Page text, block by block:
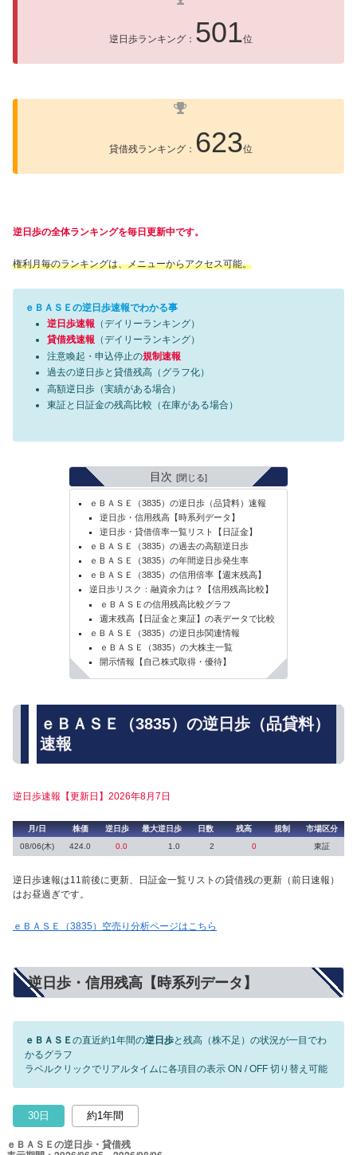
逆日歩ランキング： 501位
貸借残ランキング： 623位
逆日歩の全体ランキングを毎日更新中です。
権利月毎のランキングは、メニューからアクセス可能。
ｅＢＡＳＥの逆日歩速報でわかる事
逆日歩速報 （デイリーランキング）
貸借残速報 （デイリーランキング）
注意喚起・申込停止の規制速報
過去の逆日歩と貸借残高（グラフ化）
高額逆日歩（実績がある場合）
東証と日証金の残高比較（在庫がある場合）
目次
ｅＢＡＳＥ（3835）の逆日歩（品貸料）速報
逆日歩・信用残高【時系列データ】
逆日歩・貸借倍率一覧リスト【日証金】
ｅＢＡＳＥ（3835）の過去の高額逆日歩
ｅＢＡＳＥ（3835）の年間逆日歩発生率
ｅＢＡＳＥ（3835）の信用倍率【週末残高】
逆日歩リスク：融資余力は？【信用残高比較】
ｅＢＡＳＥの信用残高比較グラフ
週末残高【日証金と東証】の表データで比較
ｅＢＡＳＥ（3835）の逆日歩関連情報
ｅＢＡＳＥ（3835）の大株主一覧
開示情報【自己株式取得・優待】
ｅＢＡＳＥ（3835）の逆日歩（品貸料）
速報
逆日歩速報【更新日】2026年8月7日
月/日 株価 逆日歩 最大逆日歩 日数 残高 規制
市場区分
08/06(木)
424.0 0.0 1.0 2 0 東証
逆日歩速報は11前後に更新、日証金一覧リストの貸借残の更新（前日速報）
はお昼過ぎです。
ｅＢＡＳＥ（3835）空売り分析ページはこちら
逆日歩・信用残高【時系列データ】
ｅＢＡＳＥの直近約1年間の逆日歩と残高（株不足）の状況が一目でわ
かるグラフ
ラベルクリックでリアルタイムに各項目の表示 ON / OFF 切り替え可能
30日 約1年間